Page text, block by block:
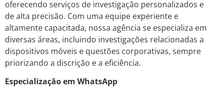
oferecendo serviços de investigação personalizados e
de alta precisão. Com uma equipe experiente e
altamente capacitada, nossa agência se especializa em
diversas áreas, incluindo investigações relacionadas a
dispositivos móveis e questões corporativas, sempre
priorizando a discrição e a eficiência.
Especialização em WhatsApp